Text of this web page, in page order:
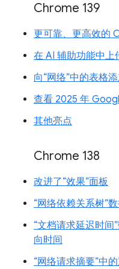
Chrome 139
更可靠、更高效的
在 AI 辅助功能中上
向“网络”中的表格
查看 2025 年
其他亮点
Chrome 138
改进了“效果”面板
“网络依赖关系树”
“文档请求延迟时间
向时间
“网络请求摘要”中